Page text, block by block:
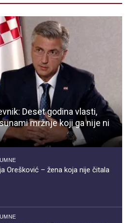
Deset godina vlasti,
mržnje koji ga nije ni
Orešković – žena koja nije čitala